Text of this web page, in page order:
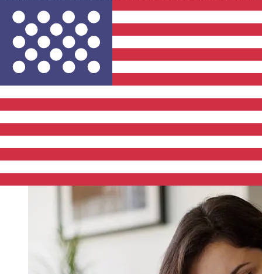
Landesbank EUR para USD
transferencia?
Los tiempos de entrega para transferencias
internacionales con Norddeutsche Landesbank de
transacción. Normalmente, las transferencias bancarias
internacionales tardan entre 1 y 5 días laborables.
Factores como los festivos bancarios y los controles de
seguridad también pueden afectar la entrega.
Comprueba los tiempos límite de Norddeutsche
Landesbank Girozentralepara evitar retrasos.